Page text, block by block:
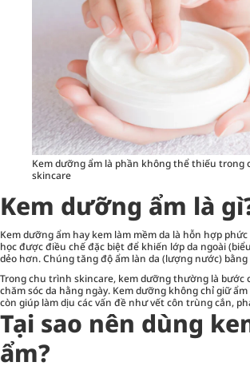
Kem dưỡng ẩm là phần không thể thiếu trong
skincare
Kem dưỡng ẩm là
Kem dưỡng ẩm hay kem làm mềm da là hỗn hợp
học được điều chế đặc biệt để khiến lớp da ngoài
dẻo hơn. Chúng tăng độ ẩm làn da (lượng nước) bằng
Trong chu trình skincare, kem dưỡng thường là bước
chăm sóc da hằng ngày. Kem dưỡng không chỉ giữ
còn giúp làm dịu các vấn đề như vết côn trùng cắn,
Tại sao nên dùng
ẩm?